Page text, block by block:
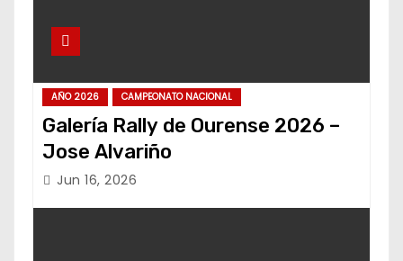
AÑO 2026 CAMPEONATO NACIONAL
Galería Rally de Ourense 2026 –
Jose Alvariño
Jun 16, 2026